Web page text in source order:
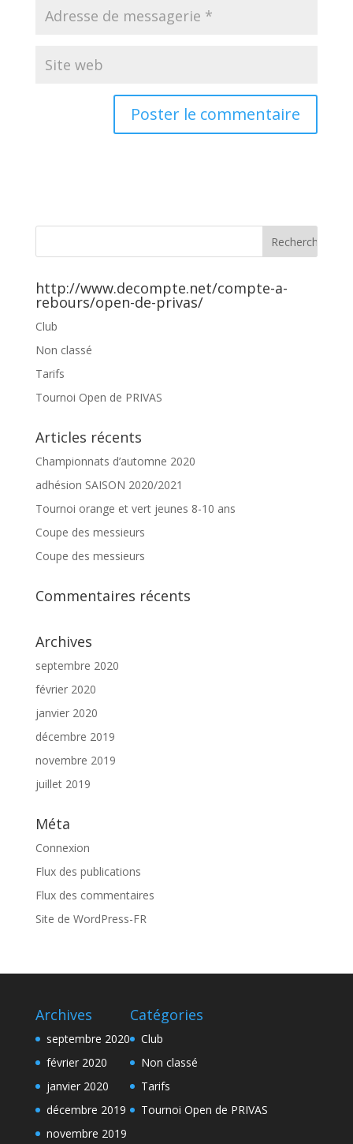
http://www.decompte.net/compte-a-
rebours/open-de-privas/
Club
Non classé
Tarifs
Tournoi Open de PRIVAS
Articles récents
Championnats d’automne 2020
adhésion SAISON 2020/2021
Tournoi orange et vert jeunes 8-10 ans
Coupe des messieurs
Coupe des messieurs
Commentaires récents
Archives
septembre 2020
février 2020
janvier 2020
décembre 2019
novembre 2019
juillet 2019
Méta
Connexion
Flux des publications
Flux des commentaires
Site de WordPress-FR
Archives
septembre 2020
février 2020
janvier 2020
décembre 2019
novembre 2019
Catégories
Club
Non classé
Tarifs
Tournoi Open de PRIVAS